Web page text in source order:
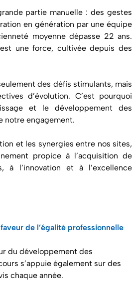
partie manuelle : des gestes
en génération par une équipe
moyenne dépasse 22 ans.
une force, cultivée depuis des
des défis stimulants, mais
d’évolution. C’est pourquoi
et le développement des
notre engagement.
et les synergies entre nos sites,
propice à l’acquisition de
à l’innovation et à l’excellence
de l’égalité professionnelle
du développement des
s’appuie également sur des
chaque année.